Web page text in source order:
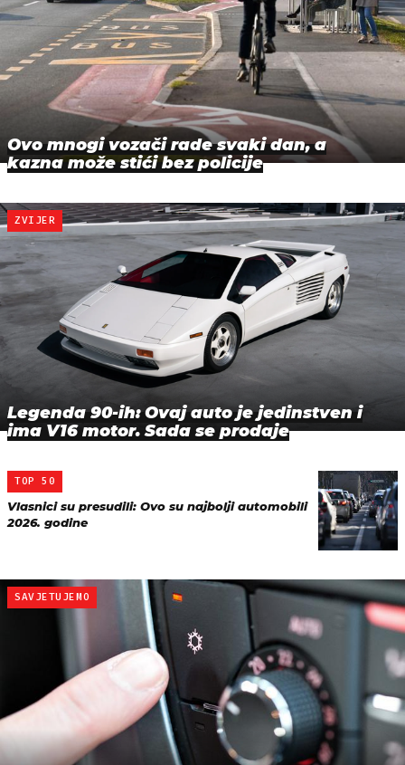
Ovo mnogi vozači rade svaki dan, a
kazna može stići bez policije
ZVIJER
Legenda 90-ih: Ovaj auto je jedinstven i
ima V16 motor. Sada se prodaje
TOP 50
Vlasnici su presudili: Ovo su najbolji automobili
2026. godine
SAVJETUJEMO